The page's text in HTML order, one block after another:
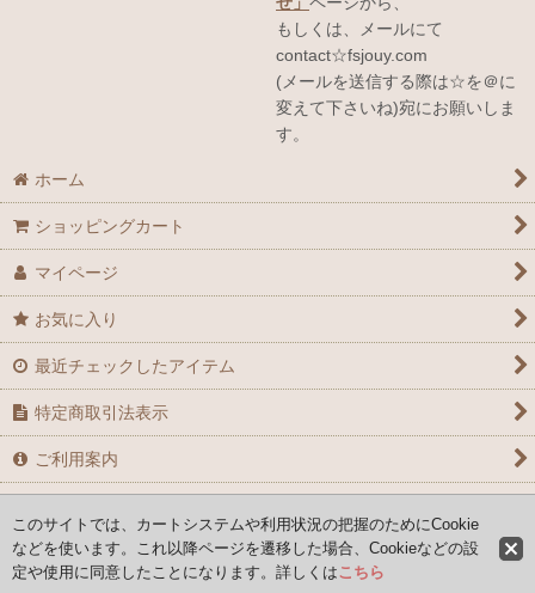
もしくは、メールにて
contact☆fsjouy.com
(メールを送信する際は☆を＠に
変えて下さいね)宛にお願いしま
す。
ホーム
ショッピングカート
マイページ
お気に入り
最近チェックしたアイテム
特定商取引法表示
ご利用案内
Copyright (C) 2008-2026 AYAFRANCE All Rights Reserved
このサイトでは、カートシステムや利用状況の把握のためにCookie
などを使います。これ以降ページを遷移した場合、Cookieなどの設
定や使用に同意したことになります。詳しくはこちら